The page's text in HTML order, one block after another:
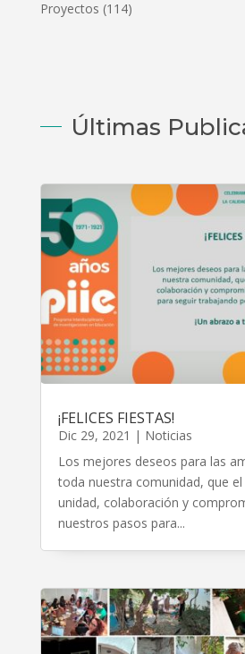
Proyectos (114)
Últimas
¡FELICES FIESTAS!
Dic 29, 2021 | Noticias
Los mejores deseos para las
toda nuestra comunidad, que
unidad, colaboración y
nuestros pasos para...